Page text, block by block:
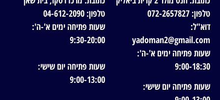
טלפון: 072-2657827
דוא"ל:
yadoman2@gmail.com
שעות פתיחה ימים א'-ה':
9:00-18:30
שעות פתיחה יום שישי:
טלפון: 04-612-2090
שעות פתיחה ימים א'-ה':
9:30-20:00
שעות פתיחה יום שישי:
9:00-13:00